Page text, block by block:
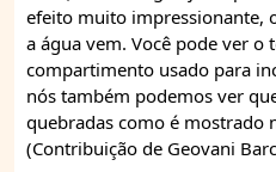
efeito muito impressionante,
a água vem. Você pode ver
compartimento usado para
nós também podemos ver
quebradas como é mostrado
(Contribuição de Geovani